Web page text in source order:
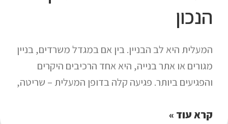
הנכון
המעלית היא לב הבניין. בין אם במגדל משרדים, בניין
מגורים או אתר בנייה, היא אחד הרכיבים היקרים
והפגיעים ביותר. פגיעה קלה בדופן המעלית – שריטה,
קרא עוד »